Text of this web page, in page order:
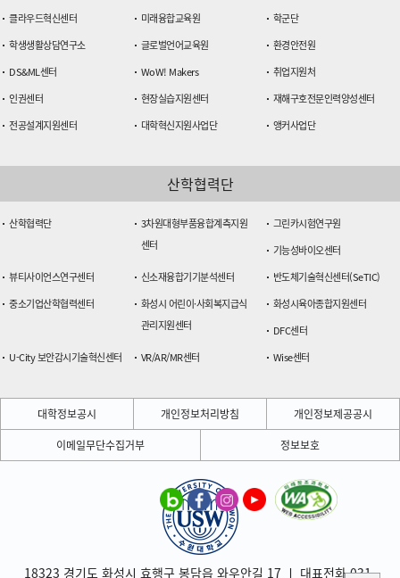
클라우드혁신센터
미래융합교육원
학군단
학생생활상담연구소
글로벌언어교육원
환경안전원
DS&ML센터
WoW! Makers
취업지원처
인권센터
현장실습지원센터
재해구호전문인력양성센터
전공설계지원센터
대학혁신지원사업단 앵커사업단
산학협력단
산학협력단
3차원대형부품융합계측지원
센터
그린카시험연구원
기능성바이오센터
뷰티사이언스연구센터
신소재융합기기분석센터
반도체기술혁신센터(SeTIC)
중소기업산학협력센터
화성시 어린이·사회복지급식
관리지원센터
화성시육아종합지원센터
DFC센터
U-City 보안감시기술혁신센터
VR/AR/MR센터 Wise센터
대학정보공시 개인정보처리방침
개인정보제공공시
이메일무단수집거부
정보보호
18323 경기도 화성시 효행구 봉담읍 와우안길 17 ㅣ 대표전화 031-